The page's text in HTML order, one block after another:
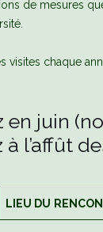
de mesures
visites chaque
juin
l’affût
LIEU DU